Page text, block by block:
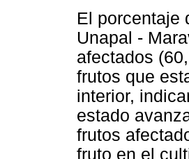
El porcentaje
Unapal -
afectados
frutos que
interior,
estado
frutos
fruto en el